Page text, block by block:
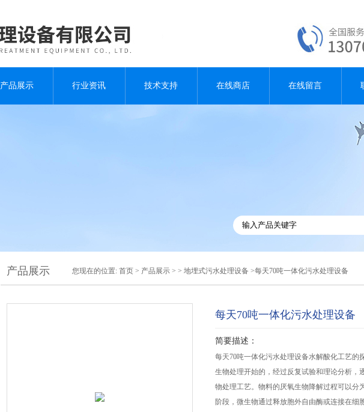
产品展示 行业资讯 技术支持 在线商店 在线留言
产品展示 您现在的位置: 首页 > 产品展示 > > 地埋式污水处理设备 >每天70吨一体化污水处理设备
每天70吨一体化污水处理设备
简要描述：
每天70吨一体化污水处理设备水解酸化工艺的
生物处理开始的，经过反复试验和理论分析，
物处理工艺。物料的厌氧生物降解过程可以分
阶段，微生物通过释放胞外自由酶或连接在细